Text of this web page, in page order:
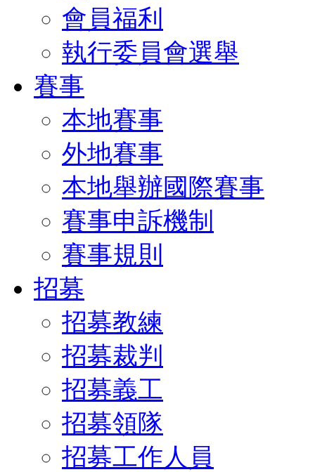
會員福利
執行委員會選舉
賽事
本地賽事
外地賽事
本地舉辦國際賽事
賽事申訴機制
賽事規則
招募
招募教練
招募裁判
招募義工
招募領隊
招募工作人員